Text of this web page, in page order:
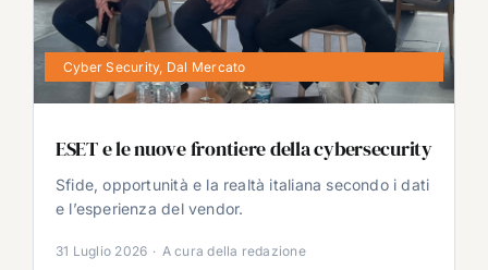
Cyber Security, Dal Mercato
ESET e le nuove frontiere della cybersecurity
Sfide, opportunità e la realtà italiana secondo i dati
e l’esperienza del vendor.
31 Luglio 2026 · A cura della redazione